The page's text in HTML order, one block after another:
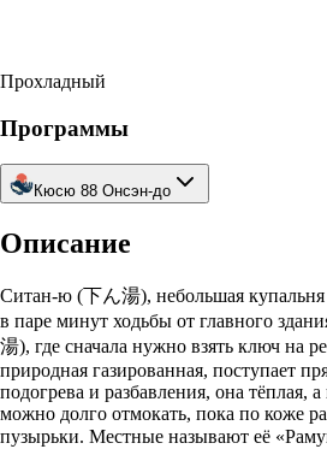
Прохладный
Программы
Кюсю 88 Онсэн-до
Описание
Ситан-ю (下ん湯), небольшая
в паре минут ходьбы от главного
湯), где сначала нужно взять ключ на
природная газированная, поступает
подогрева и разбавления, она тёплая,
можно долго отмокать, пока по коже
пузырьки. Местные называют её